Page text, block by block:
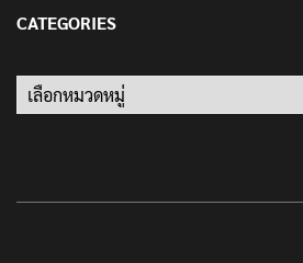
CATEGORIES
Categories